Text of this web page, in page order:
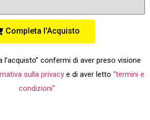
Completa l'Acquisto
l’acquisto” confermi di aver preso visione
sulla privacy e di aver letto “termini e
condizioni”